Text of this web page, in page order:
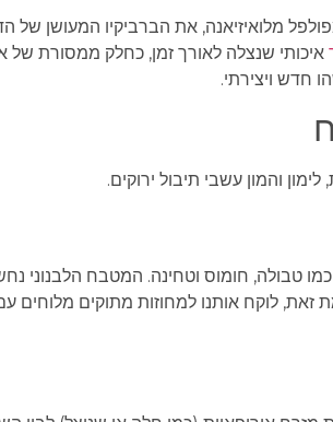
מלואיזיאנה, את הברביקיו המעושן של
איכותי שנצלה לאורך זמן, כחלק ממסורת של
חדש ויצירתי.
והמון עשבי תיבול ירוקים.
טבולה, חומוס וטחינה. המטבח הלבנוני
לוקח אותנו למחוזות מתוקים מלוחים